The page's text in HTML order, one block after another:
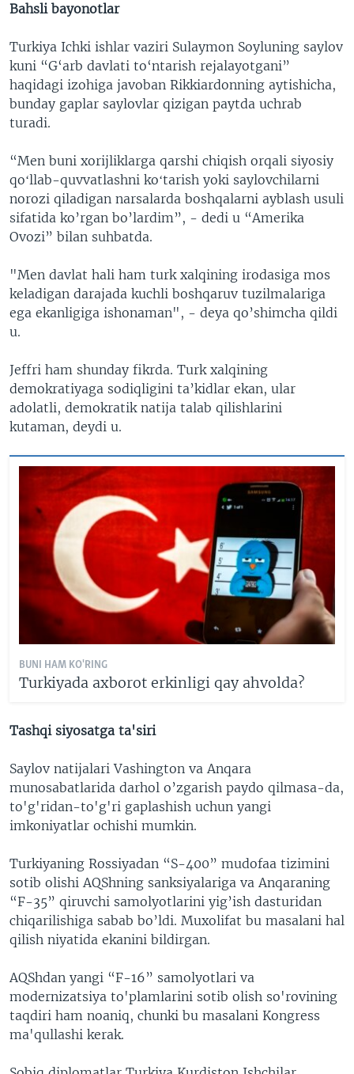
Bahsli bayonotlar
Turkiya Ichki ishlar vaziri Sulaymon Soyluning saylov
kuni “G‘arb davlati to‘ntarish rejalayotgani”
haqidagi izohiga javoban Rikkiardonning aytishicha,
bunday gaplar saylovlar qizigan paytda uchrab
turadi.
“Men buni xorijliklarga qarshi chiqish orqali siyosiy
qoʻllab-quvvatlashni koʻtarish yoki saylovchilarni
norozi qiladigan narsalarda boshqalarni ayblash usuli
sifatida ko’rgan bo’lardim”, - dedi u “Amerika
Ovozi” bilan suhbatda.
"Men davlat hali ham turk xalqining irodasiga mos
keladigan darajada kuchli boshqaruv tuzilmalariga
ega ekanligiga ishonaman", - deya qo’shimcha qildi
u.
Jeffri ham shunday fikrda. Turk xalqining
demokratiyaga sodiqligini ta’kidlar ekan, ular
adolatli, demokratik natija talab qilishlarini
kutaman, deydi u.
BUNI HAM KO'RING
Turkiyada axborot erkinligi qay ahvolda?
Tashqi siyosatga ta'siri
Saylov natijalari Vashington va Anqara
munosabatlarida darhol o’zgarish paydo qilmasa-da,
to'g'ridan-to'g'ri gaplashish uchun yangi
imkoniyatlar ochishi mumkin.
Turkiyaning Rossiyadan “S-400” mudofaa tizimini
sotib olishi AQShning sanksiyalariga va Anqaraning
“F-35” qiruvchi samolyotlarini yig’ish dasturidan
chiqarilishiga sabab bo’ldi. Muxolifat bu masalani hal
qilish niyatida ekanini bildirgan.
AQShdan yangi “F-16” samolyotlari va
modernizatsiya to'plamlarini sotib olish so'rovining
taqdiri ham noaniq, chunki bu masalani Kongress
ma'qullashi kerak.